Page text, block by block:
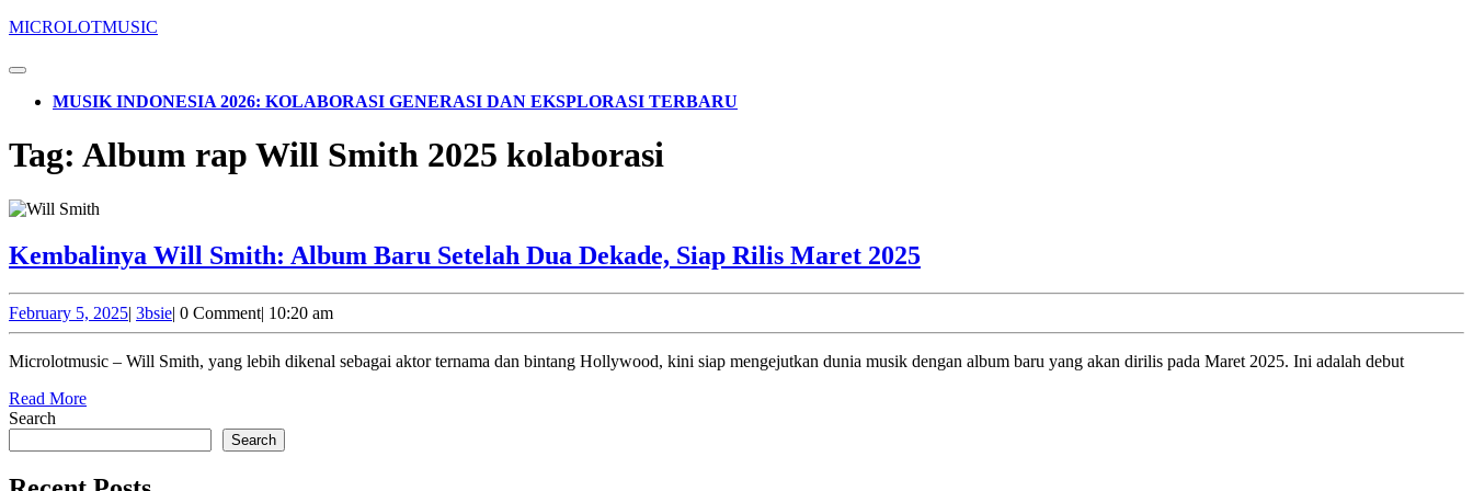
Skip
content
MICROLOTMUSIC
Open
ButtonMUSIK INDONESIA 2026: KOLABORASI GENERASI DAN EKSPLORASI TERBARU
BUTTON
Tag: Album rap Will Smith 2025 kolaborasi
Kembalinya Will Smith: Album Baru Setelah Dua Dekade, Siap Rilis Maret 2025Kembalinya
Album
Baru
February 5, 2025February
5,
2025
| 3bsie3bsie
| 0 Comment| 10:20 am
Microlotmusic – Will Smith, yang lebih dikenal sebagai aktor ternama dan bintang Hollywood, kini siap mengejutkan dunia musik dengan album baru yang akan dirilis pada Maret 2025. Ini adalah debut
Read MoreRead
Search
Search